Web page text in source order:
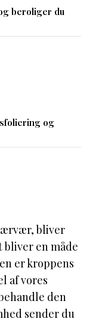
beroliger du
og
bliver
bliver en måde
er kroppens
af vores
den
sender du